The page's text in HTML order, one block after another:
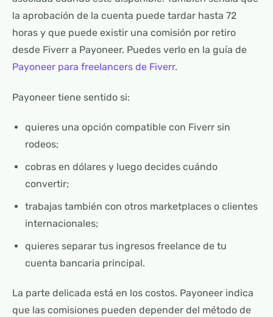
la aprobación de la cuenta puede tardar hasta 72
horas y que puede existir una comisión por retiro
desde Fiverr a Payoneer. Puedes verlo en la guía de
Payoneer para freelancers de Fiverr.
Payoneer tiene sentido si:
quieres una opción compatible con Fiverr sin
rodeos;
cobras en dólares y luego decides cuándo
convertir;
trabajas también con otros marketplaces o clientes
internacionales;
quieres separar tus ingresos freelance de tu
cuenta bancaria principal.
La parte delicada está en los costos. Payoneer indica
que las comisiones pueden depender del método de